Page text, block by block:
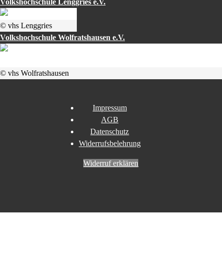
© vhs Lenggries
Volkshochschule Wolfratshausen e.V.
© vhs Wolfratshausen
Impressum
AGB
Datenschutz
Widerrufsbelehrung
Widerruf erklären